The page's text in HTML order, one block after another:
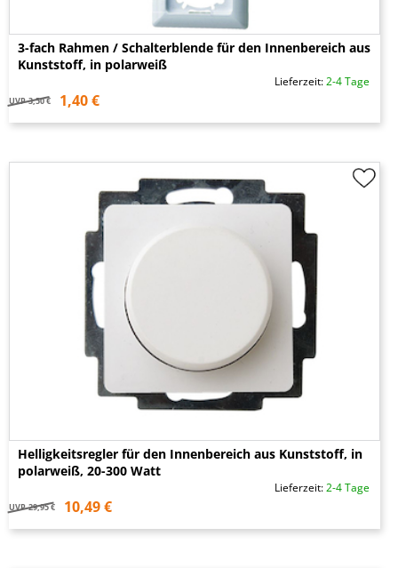
3-fach Rahmen / Schalterblende für den Innenbereich aus
Kunststoff, in polarweiß
Lieferzeit:2-4 Tage
UVP 3,50 € 1,40 €
Helligkeitsregler für den Innenbereich aus Kunststoff, in
polarweiß, 20-300 Watt
Lieferzeit:2-4 Tage
UVP 29,95 € 10,49 €